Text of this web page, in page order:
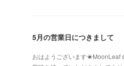
5月の営業日につきまして
おはようございます☀MoonLeaf